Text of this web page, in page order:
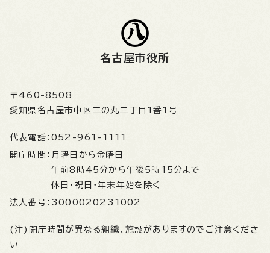
名古屋市役所
〒460-8508
愛知県名古屋市中区三の丸三丁目1番1号
代表電話： 052-961-1111
開庁時間： 月曜日から金曜日
午前8時45分から午後5時15分まで
休日・祝日・年末年始を除く
法人番号： 3000020231002
(注)開庁時間が異なる組織、施設がありますのでご注意くださ
い